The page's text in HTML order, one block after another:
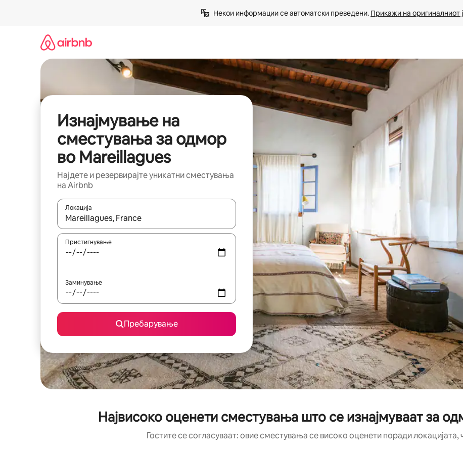
Некои информации се автоматски преведени. Прикажи на оригиналниот
Изнајмување на
сместувања за одмор
во Mareillagues
Најдете и резервирајте уникатни сместувања
на Airbnb
Локација
Кога резултатите се достапни, движете се со копчињата со стрелки нагоре и надолу или истражувајте со допирање
Пристигнување
Заминување
Пребарување
Највисоко оценети сместувања што се изнајмуваат за
Гостите се согласуваат: овие сместувања се високо оценети поради локацијата,